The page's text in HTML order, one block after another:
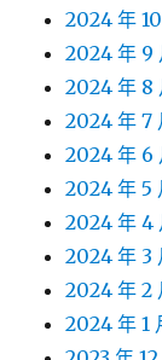
2024 年 10
2024 年 9
2024 年 8
2024 年 7
2024 年 6
2024 年 5
2024 年 4
2024 年 3
2024 年 2
2024 年 1